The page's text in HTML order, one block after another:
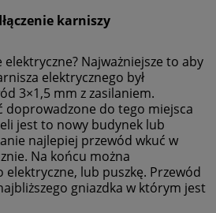
karniszy
elektryczne? Najważniejsze to aby
elektrycznego był
3×1,5 mm z zasilaniem.
doprowadzone do tego miejsca
jest to nowy budynek lub
najlepiej przewód wkuć w
Na końcu można
lub puszkę. Przewód
gniazdka w którym jest